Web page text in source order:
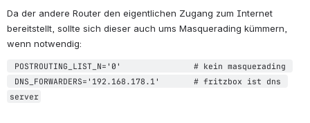
Da der andere Router den eigentlichen Zugang zum Internet
bereitstellt, sollte sich dieser auch ums Masquerading kümmern,
wenn notwendig:
POSTROUTING_LIST_N='0'               # kein masquerading
server